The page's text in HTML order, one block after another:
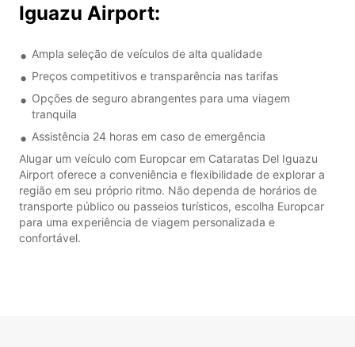
Iguazu Airport:
Ampla seleção de veículos de alta qualidade
Preços competitivos e transparência nas tarifas
Opções de seguro abrangentes para uma viagem
tranquila
Assistência 24 horas em caso de emergência
Alugar um veículo com Europcar em Cataratas Del Iguazu
Airport oferece a conveniência e flexibilidade de explorar a
região em seu próprio ritmo. Não dependa de horários de
transporte público ou passeios turísticos, escolha Europcar
para uma experiência de viagem personalizada e
confortável.